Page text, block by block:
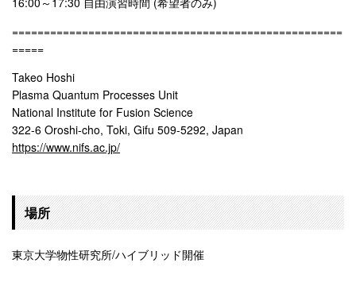
====================================================
=====
Takeo Hoshi
Plasma Quantum Processes Unit
National Institute for Fusion Science
322-6 Oroshi-cho, Toki, Gifu 509-5292, Japan
https://www.nifs.ac.jp/
場所
東京大学物性研究所/ハイブリッド開催